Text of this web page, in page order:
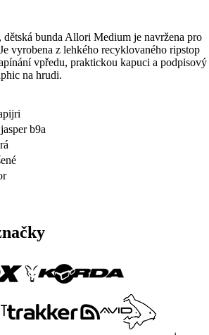
dětská bunda Allori Medium je navržena pro
vyrobena z lehkého recyklovaného ripstop
vpředu, praktickou kapuci a podpisový
na hrudi.
b9a